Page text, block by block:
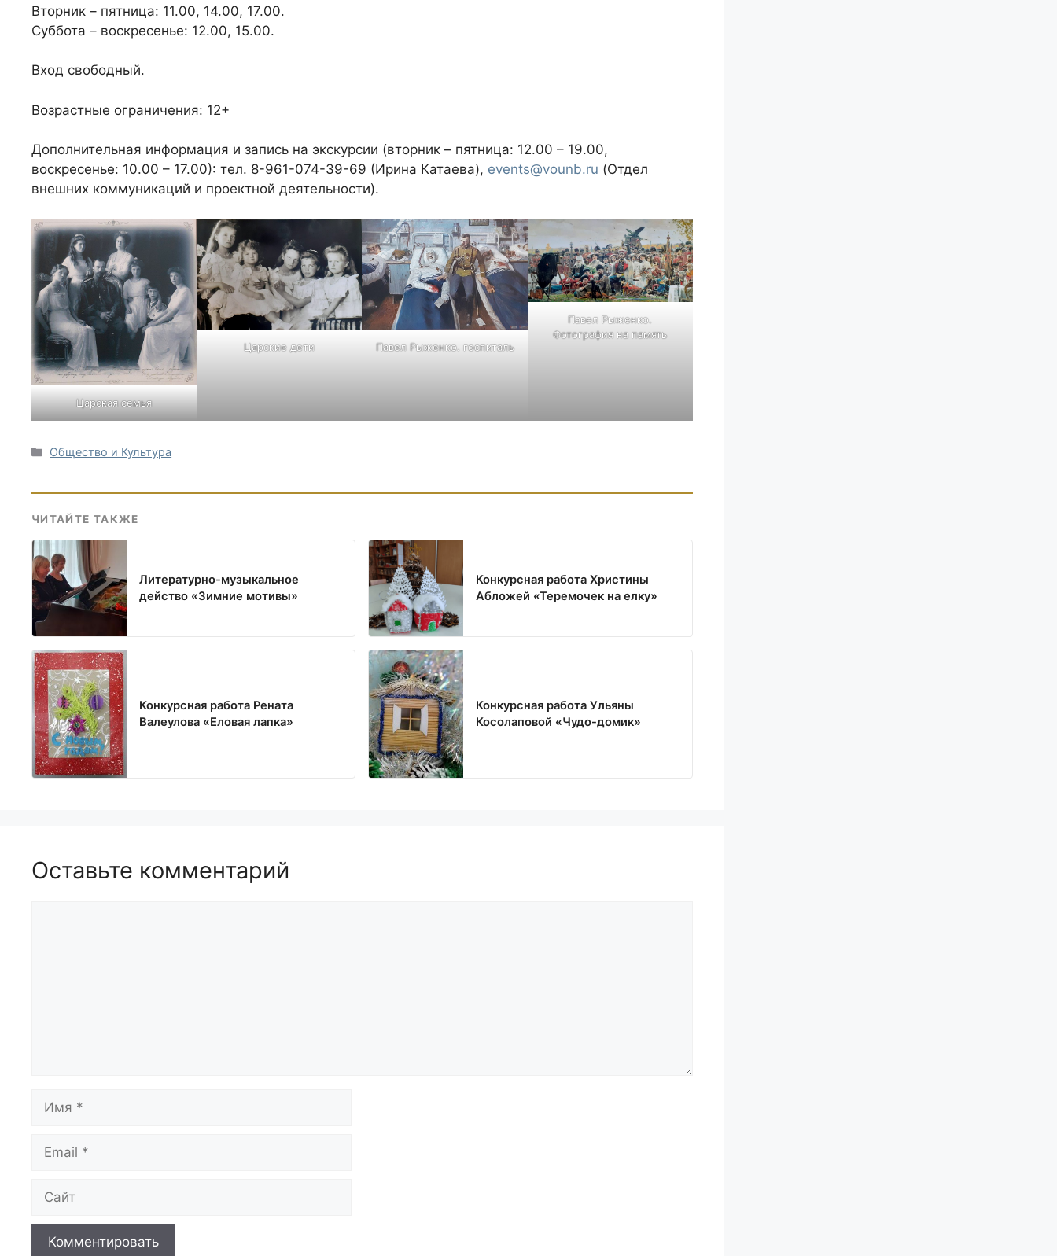
Вторник – пятница: 11.00, 14.00, 17.00.
Суббота – воскресенье: 12.00, 15.00.
Вход свободный.
Возрастные ограничения: 12+
Дополнительная информация и запись на экскурсии (вторник – пятница: 12.00 – 19.00,
воскресенье: 10.00 – 17.00): тел. 8-961-074-39-69 (Ирина Катаева), events@vounb.ru (Отдел
внешних коммуникаций и проектной деятельности).
Царская семья
Царские дети Павел Рыженко. госпиталь
Павел Рыженко.
Фотография на память
Рубрики
Общество и Культура
ЧИТАЙТЕ ТАКЖЕ
Литературно-музыкальное
действо «Зимние мотивы»
Конкурсная работа Христины
Абложей «Теремочек на елку»
Конкурсная работа Рената
Валеулова «Еловая лапка»
Конкурсная работа Ульяны
Косолаповой «Чудо-домик»
Оставьте комментарий
Имя
Email
Сайт